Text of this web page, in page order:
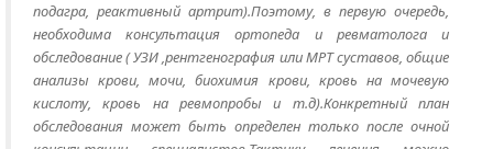
подагра, реактивный артрит).Поэтому, в первую очередь,
необходима консультация ортопеда и ревматолога и
обследование ( УЗИ ,рентгенография или МРТ суставов, общие
анализы крови, мочи, биохимия крови, кровь на мочевую
кислоту, кровь на ревмопробы и т.д).Конкретный план
обследования может быть определен только после очной